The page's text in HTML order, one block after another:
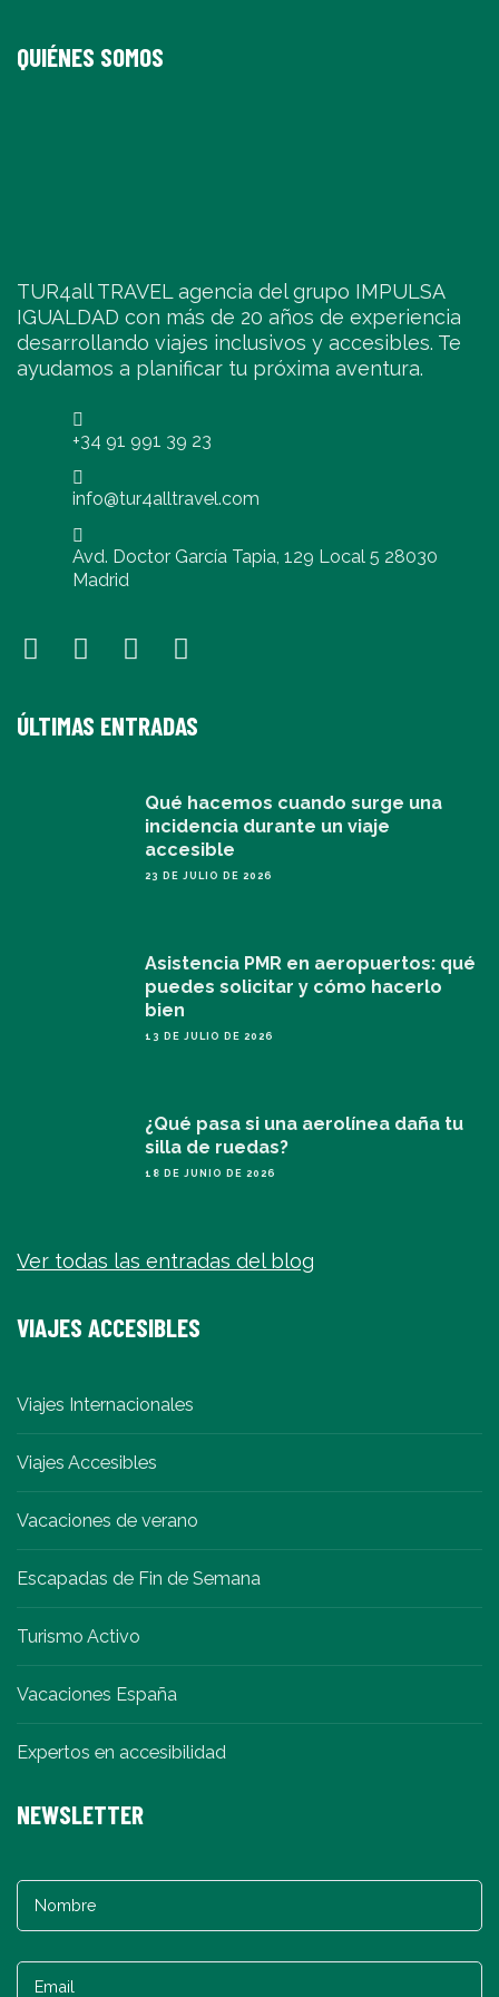
QUIÉNES SOMOS
TUR4all TRAVEL agencia del grupo IMPULSA
IGUALDAD con más de 20 años de experiencia
desarrollando viajes inclusivos y accesibles. Te
ayudamos a planificar tu próxima aventura.
+34 91 991 39 23
info@tur4alltravel.com
Avd. Doctor García Tapia, 129 Local 5 28030
Madrid
ÚLTIMAS ENTRADAS
Qué hacemos cuando surge una
incidencia durante un viaje
accesible
23 DE JULIO DE 2026
Asistencia PMR en aeropuertos: qué
puedes solicitar y cómo hacerlo
bien
13 DE JULIO DE 2026
¿Qué pasa si una aerolínea daña tu
silla de ruedas?
18 DE JUNIO DE 2026
Ver todas las entradas del blog
VIAJES ACCESIBLES
Viajes Internacionales
Viajes Accesibles
Vacaciones de verano
Escapadas de Fin de Semana
Turismo Activo
Vacaciones España
Expertos en accesibilidad
NEWSLETTER